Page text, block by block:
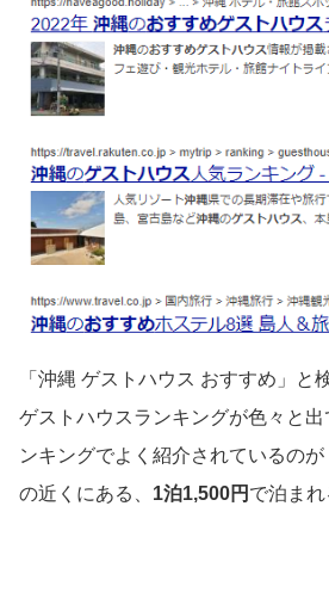
「沖縄 ゲストハウス おすすめ」と
ゲストハウスランキングが色々と
ンキングでよく紹介されているの
の近くにある、 1泊1,500円 で泊まれ